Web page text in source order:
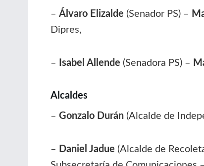
– Álvaro Elizalde (Senador PS) –
Dipres,
– Isabel Allende (Senadora PS) –
Alcaldes
– Gonzalo Durán (Alcalde de
– Daniel Jadue (Alcalde de